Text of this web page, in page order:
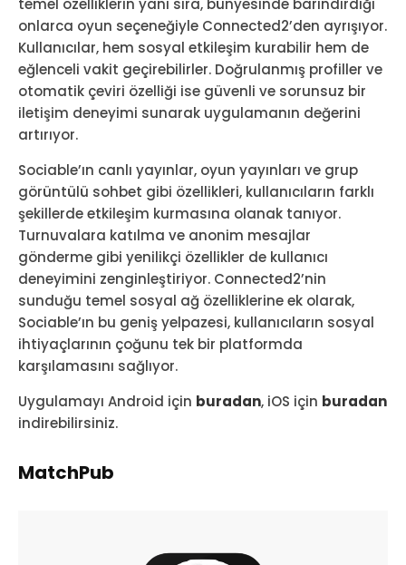
temel özelliklerin yanı sıra, bünyesinde barındırdığı
onlarca oyun seçeneğiyle Connected2’den ayrışıyor.
Kullanıcılar, hem sosyal etkileşim kurabilir hem de
eğlenceli vakit geçirebilirler. Doğrulanmış profiller ve
otomatik çeviri özelliği ise güvenli ve sorunsuz bir
iletişim deneyimi sunarak uygulamanın değerini
artırıyor.
Sociable’ın canlı yayınlar, oyun yayınları ve grup
görüntülü sohbet gibi özellikleri, kullanıcıların farklı
şekillerde etkileşim kurmasına olanak tanıyor.
Turnuvalara katılma ve anonim mesajlar
gönderme gibi yenilikçi özellikler de kullanıcı
deneyimini zenginleştiriyor. Connected2’nin
sunduğu temel sosyal ağ özelliklerine ek olarak,
Sociable’ın bu geniş yelpazesi, kullanıcıların sosyal
ihtiyaçlarının çoğunu tek bir platformda
karşılamasını sağlıyor.
Uygulamayı Android için buradan, iOS için buradan
indirebilirsiniz.
MatchPub